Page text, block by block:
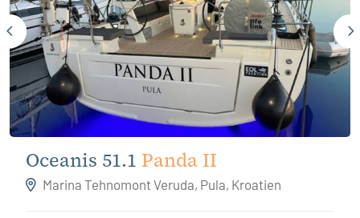
Oceanis 51.1 Panda II
Marina Tehnomont Veruda, Pula, Kroatien